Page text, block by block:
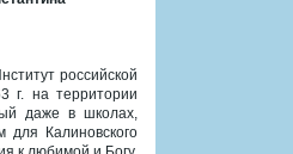
российской
г. на территории
даже в школах,
Калиновского